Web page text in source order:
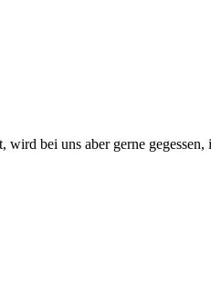
bei uns aber gerne